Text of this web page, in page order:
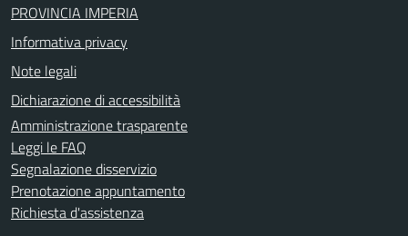
PROVINCIA IMPERIA
Informativa privacy
Note legali
Dichiarazione di accessibilità
Amministrazione trasparente
Leggi le FAQ
Segnalazione disservizio
Prenotazione appuntamento
Richiesta d'assistenza